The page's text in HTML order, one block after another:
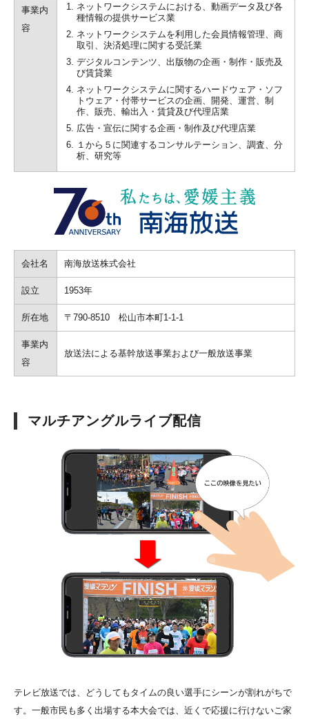
事業内
容
ネットワークシステムにおける、動画データ及び各
種情報の提供サービス業
ネットワークシステムを利用した会員情報管理、商
取引、決済処理に関する受託業
デジタルコンテンツ、出版物の企画・制作・販売及
び賃貸業
ネットワークシステムに関するハードウェア・ソフ
トウェア・付帯サービスの企画、開発、運営、制
作、販売、輸出入・賃貸及び代理店業
広告・宣伝に関する企画・制作及び代理店業
１から５に関連するコンサルテーション、調査、分
析、研究等
会社名 南海放送株式会社
設立 1953年
所在地 〒790-8510 松山市本町1-1-1
事業内
容
放送法による基幹放送事業および一般放送事業
マルチアングルライブ配信
テレビ放送では、どうしてもタイムの良い選手にシーンが割れがちで
す。一般市民も多く出場する本大会では、近くで応援に行けないご家